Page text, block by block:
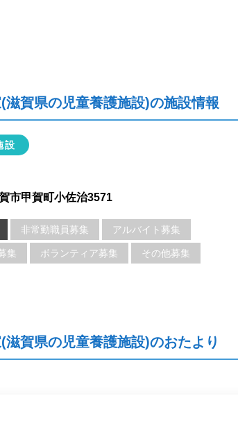
滋賀県の児童養護施設)の施設情報
設
市甲賀町小佐治3571
非常勤職員募集 アルバイト募集
集 ボランティア募集 その他募集
滋賀県の児童養護施設)のおたより